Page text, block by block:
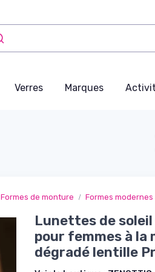
Verres Marques
Formes de monture Formes modernes
Lunettes de
pour femmes à la
dégradé lentille